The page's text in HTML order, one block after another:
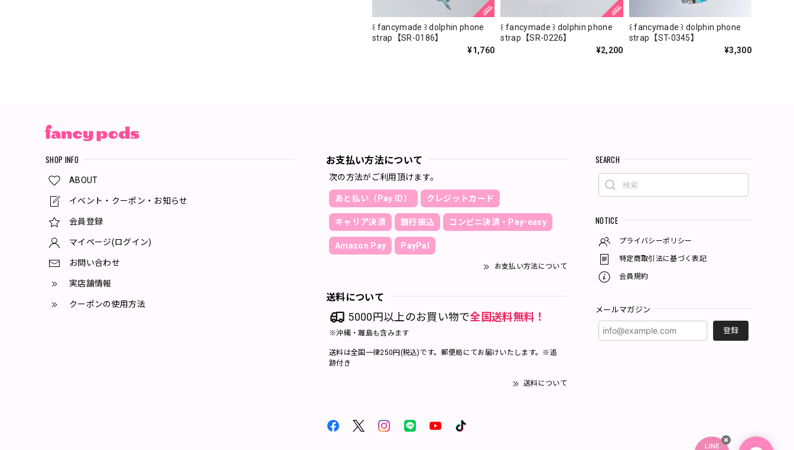
꒰ fancymade ꒱ dolphin phone
strap【SR-0186】
¥1,760
꒰ fancymade ꒱ dolphin phone
strap【SR-0226】
¥2,200
꒰ fancymade ꒱ dolphin phone
strap【ST-0345】
¥3,300
SHOP INFO
ABOUT
イベント・クーポン・お知らせ
会員登録
マイページ(ログイン)
お問い合わせ
実店舗情報
クーポンの使用方法
お支払い方法について
次の方法がご利用頂けます。
あと払い（Pay ID） クレジットカード
キャリア決済 銀行振込 コンビニ決済・Pay-easy
Amazon Pay PayPal
お支払い方法について
送料について
5000円以上のお買い物で全国送料無料！
※沖縄・離島も含みます
送料は全国一律250円(税込)です。郵便局にてお届けいたします。※追
跡付き
送料について
SEARCH
NOTICE
プライバシーポリシー
特定商取引法に基づく表記
会員規約
メールマガジン
登録